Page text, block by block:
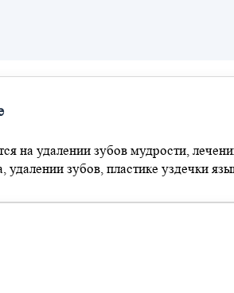
на удалении зубов мудрости,
удалении зубов, пластике уздечки